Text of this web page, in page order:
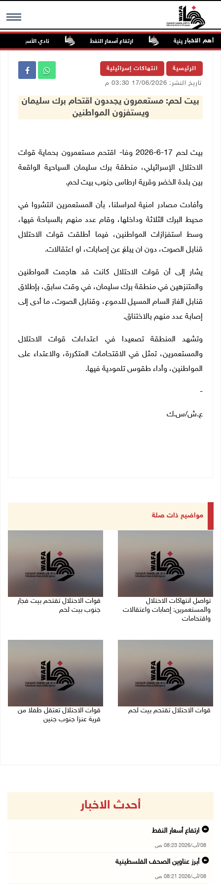
MENU أهم الاخبار
الفلسطينية ارتفاع أسعار النفط نادي الأسير: تجديد
الرئيسية انتهاكات إسرائيلية
تاريخ النشر: 17/06/2026 03:30 م
بيت لحم: مستعمرون يجددون اقتحام برك سليمان
ويستفزون المواطنين
بيت لحم 17-6-2026 وفا- اقتحم مستعمرون بحماية قوات
الاحتلال الإسرائيلي، منطقة برك سليمان السياحية الواقعة
بين بلدة الخضر وقرية ارطاس جنوب بيت لحم.
وأفادت مصادر امنية لمراسلنا، بأن المستعمرين انتشروا في
محيط البرك الثلاثة وداخلها، وقام عدد منهم بالسباحة فيها،
وسط استفزازات المواطنين، فيما أطلقت قوات الاحتلال
قنابل الصوت، دون ان يبلغ عن إصابات، او اعتقالات.
يشار إلى أن قوات الاحتلال كانت قد هاجمت المواطنين
والمتنزهين في منطقة برك سليمان، في وقت سابق، بإطلاق
قنابل الغاز السام المسيل للدموع، وقنابل الصوت، ما أدى إلى
إصابة عدد منهم بالاختناق.
وتشهد المنطقة تصعيدا في اعتداءات قوات الاحتلال
والمستعمرين، تمثل في الاقتحامات المتكررة، والاعتداء على
المواطنين، وأداء طقوس تلمودية فيها.
-
ع.ش/س.ك
مواضيع ذات صلة
تواصل انتهاكات الاحتلال
والمستعمرين: إصابات واعتقالات
واقتحامات
قوات الاحتلال تقتحم بيت فجار
جنوب بيت لحم
قوات الاحتلال تقتحم بيت لحم
قوات الاحتلال تعتقل طفلا من
قرية عنزا جنوب جنين
أحدث الاخبار
ارتفاع أسعار النفط
08/آب/2026 08:23 ص
أبرز عناوين الصحف الفلسطينية
08/آب/2026 08:21 ص